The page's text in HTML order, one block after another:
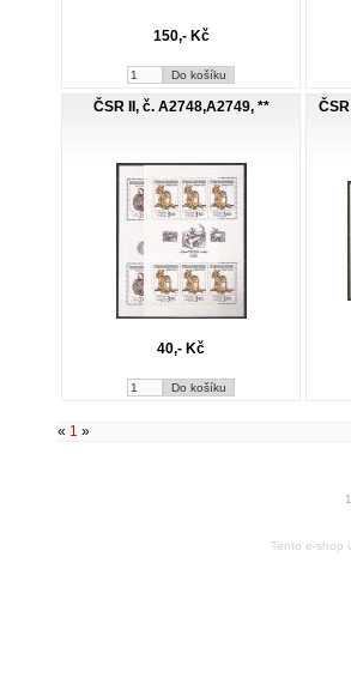
150,- Kč
ČSR II, č. A2748,A2749, **
40,- Kč
« 1 »
Tento e-shop